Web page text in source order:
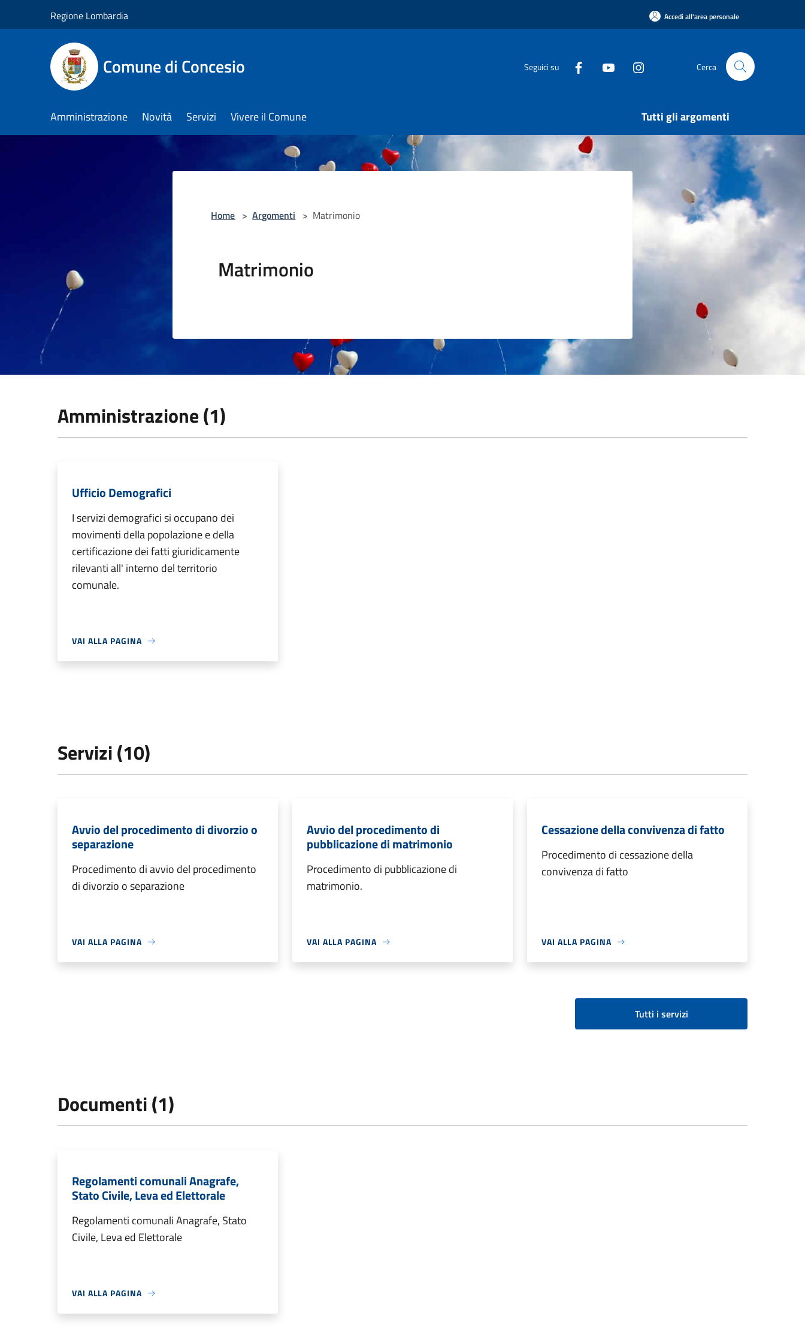
Regione Lombardia Accedi all'area personale
Comune di Concesio Seguici su Cerca
Amministrazione Novità Servizi Vivere il Comune Tutti gli argomenti
Home > Argomenti > Matrimonio
Matrimonio
Amministrazione (1)
Ufficio Demografici
I servizi demografici si occupano dei
movimenti della popolazione e della
certificazione dei fatti giuridicamente
rilevanti all' interno del territorio
comunale.
VAI ALLA PAGINA
Servizi (10)
Avvio del procedimento di divorzio o
separazione
Procedimento di avvio del procedimento
di divorzio o separazione
VAI ALLA PAGINA
Avvio del procedimento di
pubblicazione di matrimonio
Procedimento di pubblicazione di
matrimonio.
VAI ALLA PAGINA
Cessazione della convivenza di fatto
Procedimento di cessazione della
convivenza di fatto
VAI ALLA PAGINA
Tutti i servizi
Documenti (1)
Regolamenti comunali Anagrafe,
Stato Civile, Leva ed Elettorale
Regolamenti comunali Anagrafe, Stato
Civile, Leva ed Elettorale
VAI ALLA PAGINA